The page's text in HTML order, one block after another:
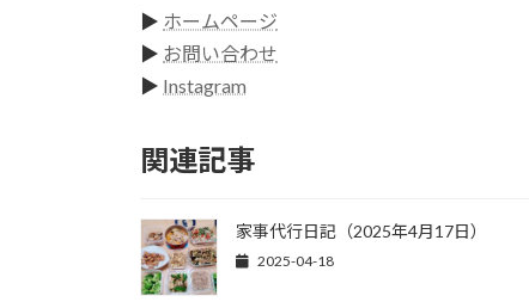
▶ ホームページ
▶ お問い合わせ
▶ Instagram
関連記事
家事代行日記（2025年4月17日）
2025-04-18